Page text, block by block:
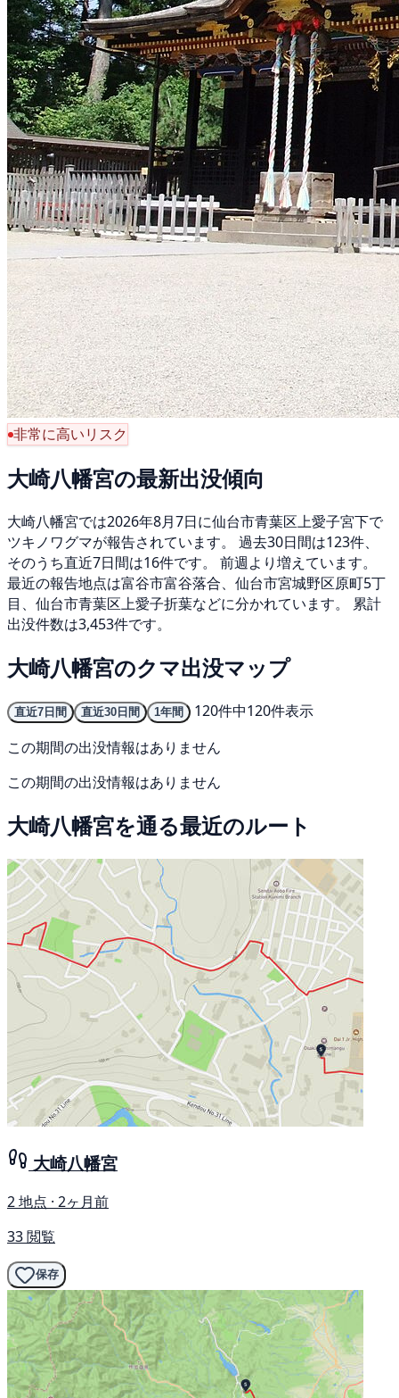
非常に高いリスク
大崎八幡宮の最新出没傾向
大崎八幡宮では2026年8月7日に仙台市青葉区上愛子宮下で
ツキノワグマが報告されています。 過去30日間は123件、
そのうち直近7日間は16件です。 前週より増えています。
最近の報告地点は富谷市富谷落合、仙台市宮城野区原町5丁
目、仙台市青葉区上愛子折葉などに分かれています。 累計
出没件数は3,453件です。
大崎八幡宮のクマ出没マップ
直近7日間 直近30日間 1年間
120件中120件表示
この期間の出没情報はありません
この期間の出没情報はありません
大崎八幡宮を通る最近のルート
大崎八幡宮
2 地点 · 2ヶ月前
33 閲覧
保存